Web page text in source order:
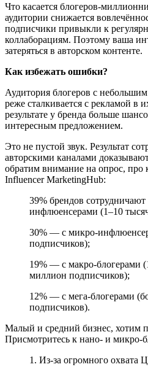
Что касается блогеров-
аудитории снижается
подписчики привыкли к
коллаборациям. Поэтому ваша
затеряться в авторском контенте.
Как избежать ошибки?
Аудитория блогеров с
реже сталкивается с рекламой в
результате у бренда больше
интересным предложением.
Это не пустой звук. Результат
авторскими каналами
обратим внимание на опрос,
Influencer MarketingHub:
39% брендов сотрудничают
инфлюенсерами (1–10
30% — с микро-
подписчиков);
19% — с макро-блогерами
миллион подписчиков);
12% — с мега-блогерами
подписчиков).
Малый и средний бизнес, хотим
Присмотритесь к нано- и микро-
1. Из-за огромного охвата